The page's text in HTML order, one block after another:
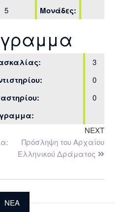
5 Μονάδες:
3
0
0
NEXT
Πρόσληψη του Αρχαίου
Ελληνικού Δράματος
NEA